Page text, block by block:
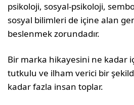
psikoloji, sosyal-psi­koloji,
sosyal bi­limleri de içine alan
beslenmek zorundadır.
Bir marka hikayesini ne kadar
tutkulu ve ilham verici bir
kadar fazla insan toplar.